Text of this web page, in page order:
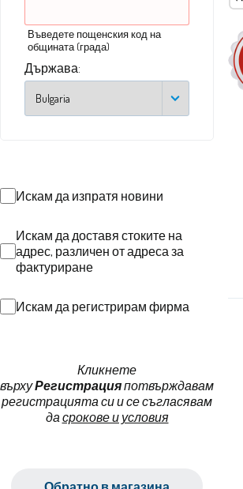
Въведете пощенския код на
общината (града)
Държава:
Искам да изпратя новини
Искам да доставя стоките на
адрес, различен от адреса за
фактуриране
Искам да регистрирам фирма
Кликнете
върхуРегистрацияпотвърждавам
регистрацията си и се съгласявам
дасрокове и условия